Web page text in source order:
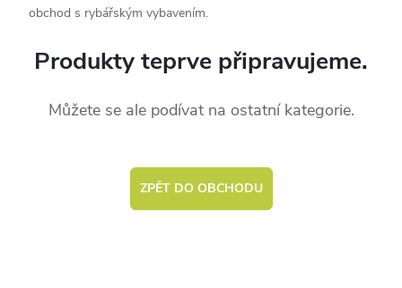
obchod s rybářským vybavením.
Produkty teprve připravujeme.
Můžete se ale podívat na ostatní kategorie.
ZPĚT DO OBCHODU